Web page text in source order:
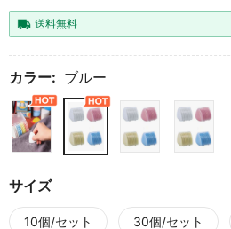
送料無料
カラー: ブルー
サイズ
10個/セット 30個/セット